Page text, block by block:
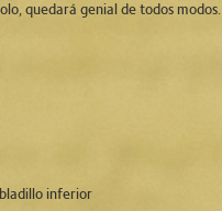
quedará genial de todos modos.
inferior